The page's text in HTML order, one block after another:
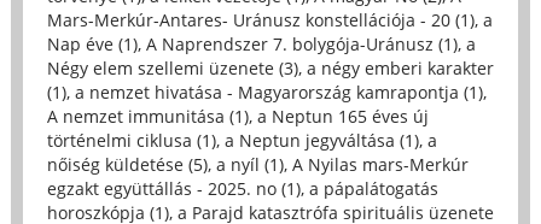
Mars-Merkúr-Antares- Uránusz konstellációja - 20 (1), a
Nap éve (1), A Naprendszer 7. bolygója-Uránusz (1), a
Négy elem szellemi üzenete (3), a négy emberi karakter
(1), a nemzet hivatása - Magyarország kamrapontja (1),
A nemzet immunitása (1), a Neptun 165 éves új
történelmi ciklusa (1), a Neptun jegyváltása (1), a
nőiség küldetése (5), a nyíl (1), A Nyilas mars-Merkúr
egzakt együttállás - 2025. no (1), a pápalátogatás
horoszkópja (1), a Parajd katasztrófa spirituális üzenete